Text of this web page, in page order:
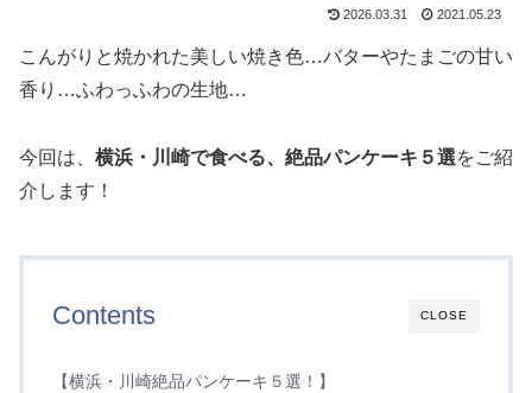
2026.03.31 2021.05.23
こんがりと焼かれた美しい焼き色…バターやたまごの甘い
香り…ふわっふわの生地…
今回は、 横浜・川崎で食べる、絶品パンケーキ５選をご紹
介します！
CLOSE
Contents
【横浜・川崎絶品パンケーキ５選！】